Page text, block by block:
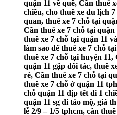
quận 11 về quê, Cần thuê
chiều, cho thuê xe du lịch
quan, thuê xe 7 chỗ tại
Cần thuê xe 7 chỗ tại
thuê xe 7 chỗ tại quận 11
làm sao để thuê xe 7 chỗ
thuê xe 7 chỗ tại huyện
quận 11 gặp đối tác, thuê
rẻ, Cần thuê xe 7 chỗ tại
thuê xe 7 chỗ ở quận 11
chỗ quận 11 dịp tết đi 1
quận 11 sg đi tảo mộ, giá
lễ 2/9 – 1/5 tphcm, cần